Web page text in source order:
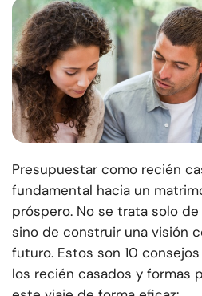
Presupuestar como recién
fundamental hacia un
próspero. No se trata solo
sino de construir una visión
futuro. Estos son 10
los recién casados y formas